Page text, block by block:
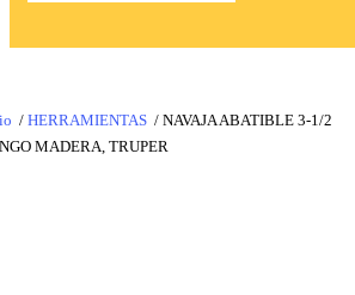
/ HERRAMIENTAS / NAVAJA ABATIBLE 3-1/2
MADERA, TRUPER